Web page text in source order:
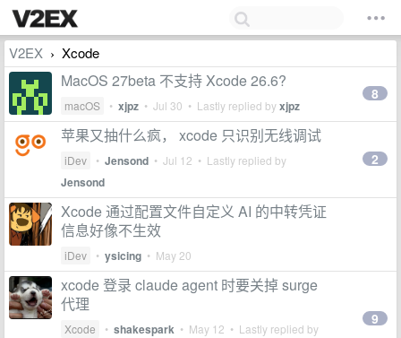
V2EX › Xcode
MacOS 27beta 不支持 Xcode 26.6?
macOS • xjpz • Jul 30 • Lastly replied byxjpz
8
苹果又抽什么疯， xcode 只识别无线调试
iDev • Jensond • Jul 12 • Lastly replied by
Jensond
2
Xcode 通过配置文件自定义 AI 的中转凭证
信息好像不生效
iDev • ysicing • May 20
xcode 登录 claude agent 时要关掉 surge
代理
Xcode • shakespark • May 12 • Lastly replied by
9